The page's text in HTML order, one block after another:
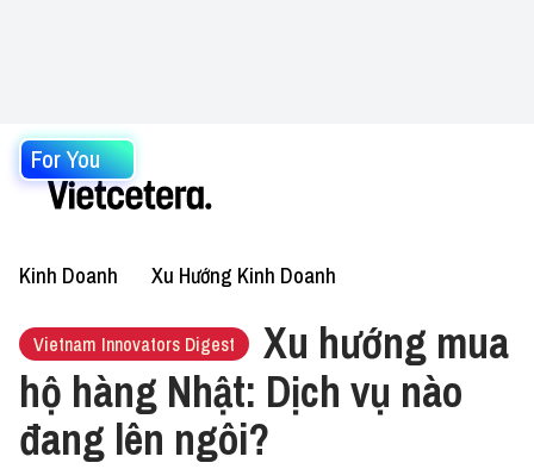
For You
Kinh Doanh Xu Hướng Kinh Doanh
Vietnam Innovators Digest
Xu hướng mua
hộ hàng Nhật: Dịch vụ nào
đang lên ngôi?